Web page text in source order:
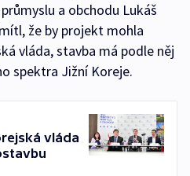
a obchodu Lukáš
že by projekt mohla
vláda, stavba má podle něj
spektra Jižní Koreje.
vláda